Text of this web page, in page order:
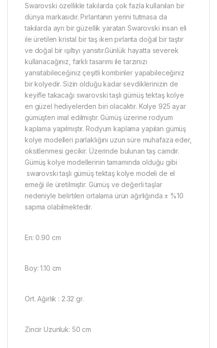
Swarovski özellikle takılarda çok fazla kullanılan bir
dünya markasıdır. Pırlantanın yerini tutmasa da
takılarda ayrı bir güzellik yaratan Swarovski insan eli
ile üretilen kristal bir taş iken pırlanta doğal bir taştır
ve doğal bir ışıltıyı yansıtır.Günlük hayatta severek
kullanacağınız, farklı tasarımı ile tarzınızı
yansıtabileceğiniz çeşitli kombinler yapabileceğiniz
bir kolyedir. Sizin olduğu kadar sevdiklerinizin de
keyifle takacağı swarovski taşlı gümüş tektaş kolye
en güzel hediyelerden biri olacaktır. Kolye 925 ayar
gümüşten imal edilmiştir. Gümüş üzerine rodyum
kaplama yapılmıştır. Rodyum kaplama yapılan gümüş
kolye modelleri parlaklığını uzun süre muhafaza eder,
oksitlenmesi gecikir. Üzerinde bulunan taş camdır.
Gümüş kolye modellerinin tamamında olduğu gibi
swarovski taşlı gümüş tektaş kolye modeli de el
emeği ile üretilmiştir. Gümüş ve değerli taşlar
nedeniyle belirtilen ortalama ürün ağırlığında ± %10
sapma olabilmektedir.
En: 0.90 cm
Boy: 1.10 cm
Ort. Ağırlık : 2.32 gr.
Zincir Uzunluk: 50 cm